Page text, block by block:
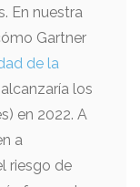
En nuestra
Gartner
de la
los
en 2022. A
a
riesgo de